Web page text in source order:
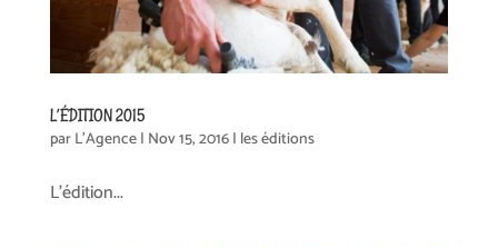
L’ÉDITION 2015
parL'Agence| Nov 15, 2016| les éditions
L’édition...